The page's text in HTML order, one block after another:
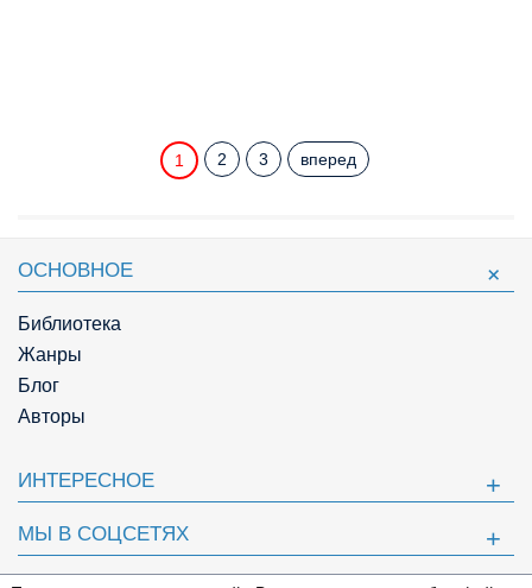
1 2 3 вперед
ОСНОВНОЕ
Библиотека
Жанры
Блог
Авторы
ИНТЕРЕСНОЕ
МЫ В СОЦСЕТЯХ